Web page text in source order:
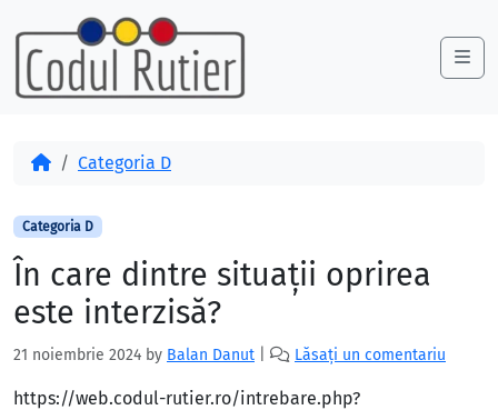
Skip to content
Skip to footer
AcasăCategoria D
Categoria D
În care dintre situaţii oprirea
este interzisă?
21 noiembrie 2024 by Balan Danut Lăsați un comentariu
https://web.codul-rutier.ro/intrebare.php?